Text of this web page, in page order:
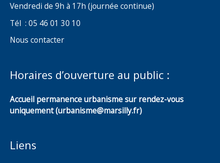
Vendredi de 9h à 17h (journée continue)
Tél : 05 46 01 30 10
Nous contacter
Horaires d’ouverture au public :
Accueil permanence urbanisme sur rendez-vous
uniquement (urbanisme@marsilly.fr)
Liens